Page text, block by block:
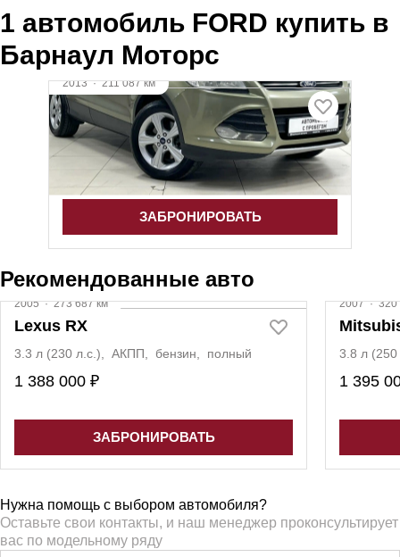
1 автомобиль FORD купить в
Барнаул Моторс
2013·211 087 км
FORD KUGA
1.6 л (150 л.с.), АКПП, бензин, полный
1 255 000 ₽
ЗАБРОНИРОВАТЬ
Рекомендованные авто
2005·273 687 км
Lexus RX
3.3 л (230 л.с.), АКПП, бензин, полный
1 388 000 ₽
ЗАБРОНИРОВАТЬ
2007·320
3.8 л
1 395
Нужна помощь с выбором автомобиля?
Оставьте свои контакты, и наш менеджер проконсультирует
вас по модельному ряду